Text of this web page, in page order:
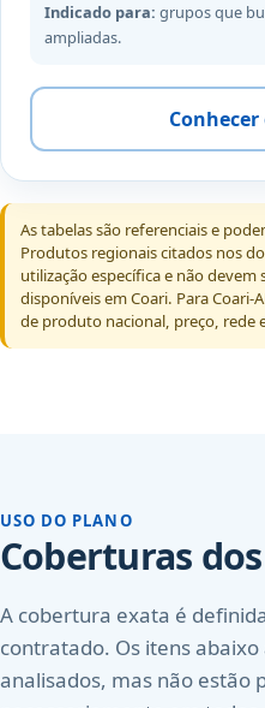
Indicado para: grupos que
ampliadas.
As tabelas são referenciais e
Produtos regionais citados nos
utilização específica e não
disponíveis em Coari. Para
de produto nacional, preço, rede
USO DO PLANO
Coberturas
A cobertura exata é
contratado. Os itens
analisados, mas não estão